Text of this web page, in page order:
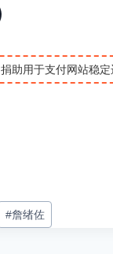
捐助用于支付网站稳
#詹绪佐